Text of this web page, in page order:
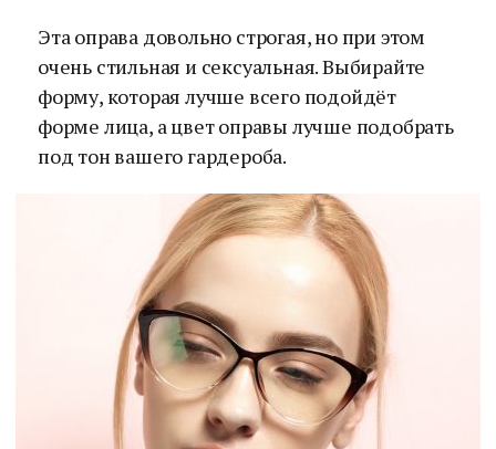
Эта оправа довольно строгая, но при этом
очень стильная и сексуальная. Выбирайте
форму, которая лучше всего подойдёт
форме лица, а цвет оправы лучше подобрать
под тон вашего гардероба.